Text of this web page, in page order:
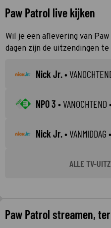
Paw Patrol live kijken
Wil je een aflevering van
dagen zijn de uitzendingen
Nick Jr.•
NPO 3 •VANOCHTEND
Nick Jr.•VANMIDDAG
ALLE TV-
Paw Patrol streamen,